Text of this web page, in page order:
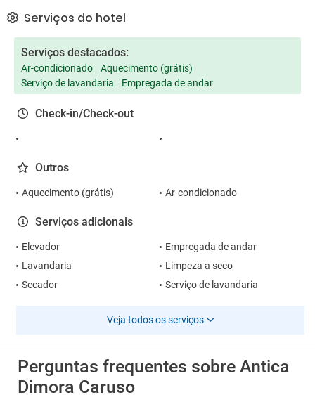
Serviços do hotel
Serviços destacados:
Ar-condicionado
Aquecimento (grátis)
Serviço de lavandaria
Empregada de andar
Check-in/Check-out
Outros
Aquecimento (grátis) Ar-condicionado
Serviços adicionais
Elevador
Empregada de andar
Lavandaria
Limpeza a seco
Secador
Serviço de lavandaria
Veja todos os serviços
Perguntas frequentes sobre Antica
Dimora Caruso